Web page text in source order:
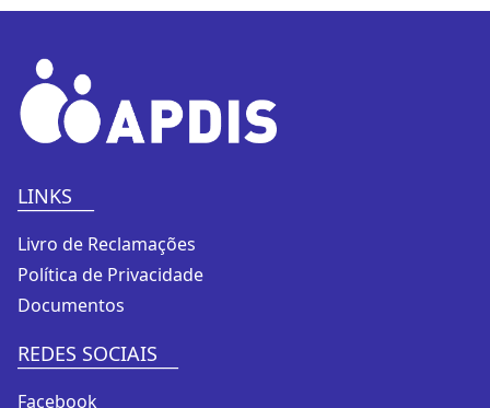
LINKS
__________
Livro de Reclamações
Política de Privacidade
Documentos
REDES SOCIAIS
_____________________
Facebook